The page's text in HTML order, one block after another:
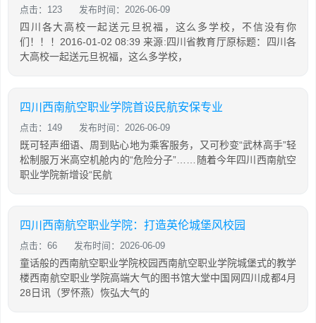
点击：123 发布时间：2026-06-09
四川各大高校一起送元旦祝福，这么多学校，不信没有你
们！！！2016-01-02 08:39 来源:四川省教育厅原标题：四川各
大高校一起送元旦祝福，这么多学校，
四川西南航空职业学院首设民航安保专业
点击：149 发布时间：2026-06-09
既可轻声细语、周到贴心地为乘客服务，又可秒变“武林高手”轻
松制服万米高空机舱内的“危险分子”……随着今年四川西南航空
职业学院新增设“民航
四川西南航空职业学院：打造英伦城堡风校园
点击：66 发布时间：2026-06-09
童话般的西南航空职业学院校园西南航空职业学院城堡式的教学
楼西南航空职业学院高端大气的图书馆大堂中国网四川成都4月
28日讯（罗怀燕）恢弘大气的